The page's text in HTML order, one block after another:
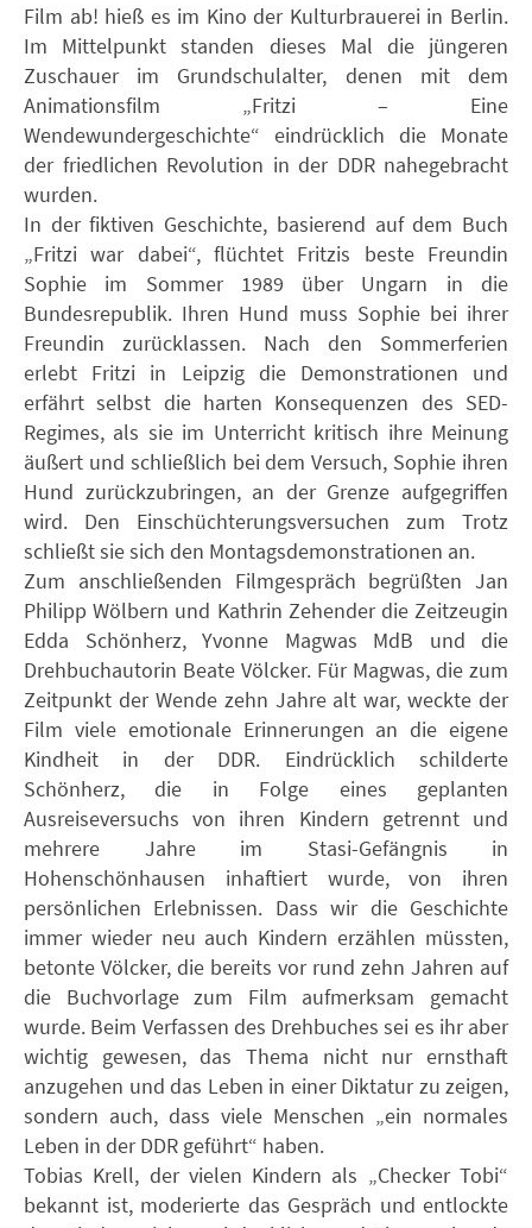
Film ab! hieß es im Kino der Kulturbrauerei in Berlin.
Im Mittelpunkt standen dieses Mal die jüngeren
Zuschauer im Grundschulalter, denen mit dem
Animationsfilm „Fritzi – Eine
Wendewundergeschichte“ eindrücklich die Monate
der friedlichen Revolution in der DDR nahegebracht
wurden.
In der fiktiven Geschichte, basierend auf dem Buch
„Fritzi war dabei“, flüchtet Fritzis beste Freundin
Sophie im Sommer 1989 über Ungarn in die
Bundesrepublik. Ihren Hund muss Sophie bei ihrer
Freundin zurücklassen. Nach den Sommerferien
erlebt Fritzi in Leipzig die Demonstrationen und
erfährt selbst die harten Konsequenzen des SED-
Regimes, als sie im Unterricht kritisch ihre Meinung
äußert und schließlich bei dem Versuch, Sophie ihren
Hund zurückzubringen, an der Grenze aufgegriffen
wird. Den Einschüchterungsversuchen zum Trotz
schließt sie sich den Montagsdemonstrationen an.
Zum anschließenden Filmgespräch begrüßten Jan
Philipp Wölbern und Kathrin Zehender die Zeitzeugin
Edda Schönherz, Yvonne Magwas MdB und die
Drehbuchautorin Beate Völcker. Für Magwas, die zum
Zeitpunkt der Wende zehn Jahre alt war, weckte der
Film viele emotionale Erinnerungen an die eigene
Kindheit in der DDR. Eindrücklich schilderte
Schönherz, die in Folge eines geplanten
Ausreiseversuchs von ihren Kindern getrennt und
mehrere Jahre im Stasi-Gefängnis in
Hohenschönhausen inhaftiert wurde, von ihren
persönlichen Erlebnissen. Dass wir die Geschichte
immer wieder neu auch Kindern erzählen müssten,
betonte Völcker, die bereits vor rund zehn Jahren auf
die Buchvorlage zum Film aufmerksam gemacht
wurde. Beim Verfassen des Drehbuches sei es ihr aber
wichtig gewesen, das Thema nicht nur ernsthaft
anzugehen und das Leben in einer Diktatur zu zeigen,
sondern auch, dass viele Menschen „ein normales
Leben in der DDR geführt“ haben.
Tobias Krell, der vielen Kindern als „Checker Tobi“
bekannt ist, moderierte das Gespräch und entlockte